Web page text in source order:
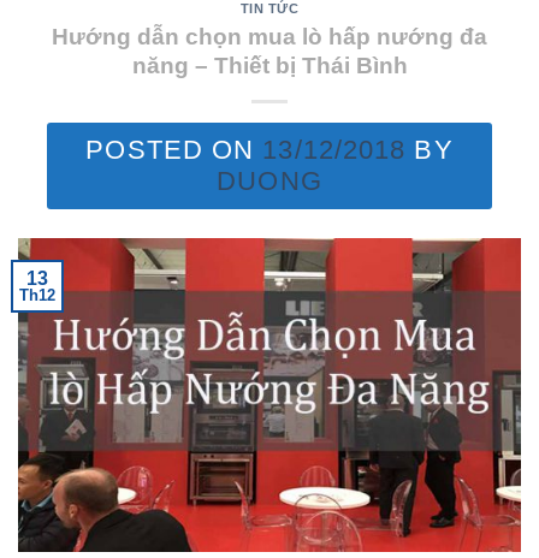
TIN TỨC
Hướng dẫn chọn mua lò hấp nướng đa
năng – Thiết bị Thái Bình
POSTED ON 13/12/2018 BY
DUONG
13
Th12